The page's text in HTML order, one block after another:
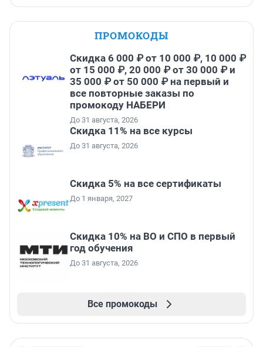
ПРОМОКОДЫ
Скидка 6 000 ₽ от 10 000 ₽, 10 000 ₽
от 15 000 ₽, 20 000 ₽ от 30 000 ₽ и
35 000 ₽ от 50 000 ₽ на первый и
все повторные заказы по
промокоду НАБЕРИ
До 31 августа, 2026
Скидка 11% на все курсы
До 31 августа, 2026
Скидка 5% на все сертификаты
До 1 января, 2027
Скидка 10% на ВО и СПО в первый
год обучения
До 31 августа, 2026
Все промокоды